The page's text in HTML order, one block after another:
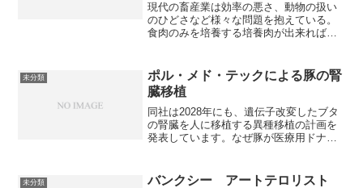
現代の畜産業は効率の悪さ、動物の扱い
のひどさなど様々な問題を抱えている。
食肉のみを培養する培養肉が出来れば効
とができる本になっている。
未分類
ポル・メド・テックによる豚の腎
臓移植
同社は2028年にも、遺伝子改変したブタ
の腎臓を人に移植する異種移植の計画を
発表しています。なぜ豚が医療用ドナー
未分類
バンクシー アートテロリスト